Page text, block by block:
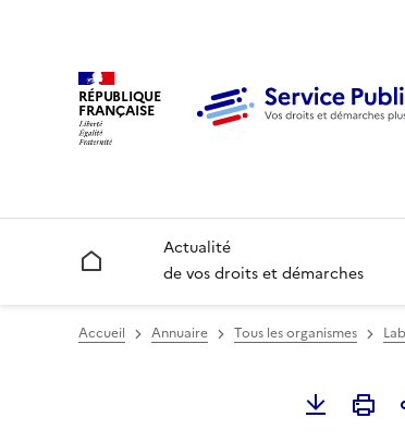
RÉPUBLIQUE
FRANÇAISE
Accueil
Actualité
de vos droits et démarches
Accueil Annuaire Tous les organismes